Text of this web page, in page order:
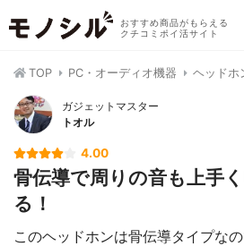
おすすめ商品がもらえる
クチコミポイ活サイト
TOP PC・オーディオ機器 ヘッドホ
ガジェットマスター
トオル
4.00
骨伝導で周りの音も上手
る！
このヘッドホンは骨伝導タイプな